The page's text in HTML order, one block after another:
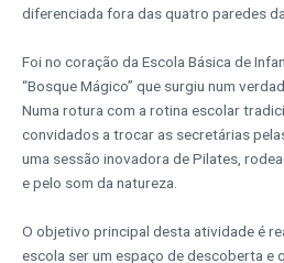
diferenciada fora das quatro paredes da
Foi no coração da Escola Básica de
“Bosque Mágico” que surgiu num
Numa rotura com a rotina escolar
convidados a trocar as secretárias
uma sessão inovadora de Pilates,
e pelo som da natureza.
O objetivo principal desta atividade é
escola ser um espaço de descoberta e